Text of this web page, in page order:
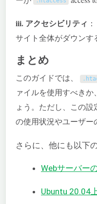
iii. アクセシビリティ ：
サイト全体がダウンす
まとめ
このガイドでは、 .
ァイルを使用すべき
ょう。ただし、この
の使用状況やユーザ
さらに、他にも以下
Webサーバー
Ubuntu 20.04